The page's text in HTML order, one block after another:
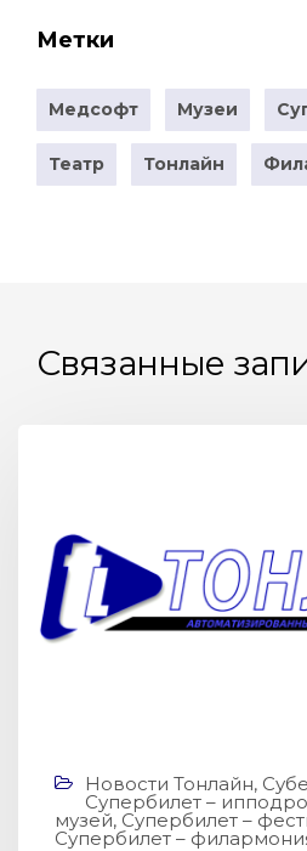
Метки
Медсофт Музеи
Театр Тонлайн
Связанные
Новости Тонлайн,
Супербилет –
музей, Супербилет –
Супербилет –